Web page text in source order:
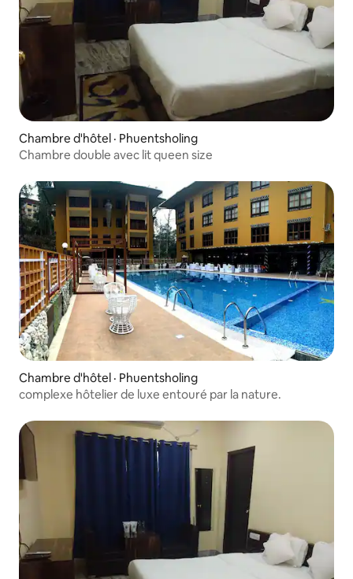
Chambre d'hôtel · Phuentsholing
Chambre double avec lit queen size
Chambre d'hôtel · Phuentsholing
complexe hôtelier de luxe entouré par la nature.